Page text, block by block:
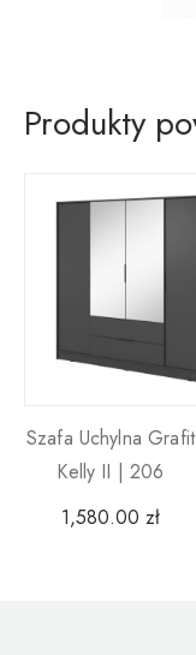
Produkty
Szafa Uchylna Grafit
Kelly II | 206
1,580.00 zł